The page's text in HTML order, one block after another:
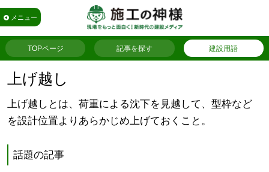
メニュー
TOPページ 記事を探す 建設用語
上げ越し
上げ越しとは、荷重による沈下を見越して、型枠など
を設計位置よりあらかじめ上げておくこと。
話題の記事